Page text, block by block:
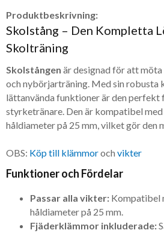
Produktbeskrivning:
Skolstång – Den Kompletta
Skolträning
Skolstången är designad för att
och nybörjarträning. Med sin robusta
lättanvända funktioner är den perfekt
styrketränare. Den är kompatibel
håldiameter på 25 mm, vilket gör den
OBS: Köp till klämmoroch vikter
Funktioner och Fördelar
Passar alla vikter: Kompatibel
håldiameter på 25 mm.
Fjäderklämmor inkluderade: